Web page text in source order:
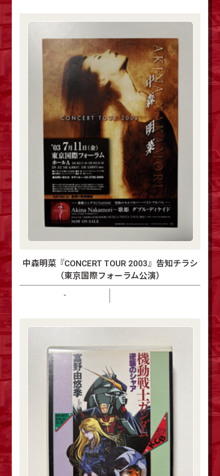
中森明菜『CONCERT TOUR 2003』告知チラシ
（東京国際フォーラム公演）
-